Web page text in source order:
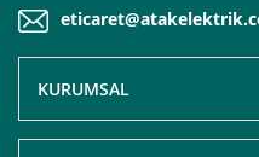
KURUMSAL